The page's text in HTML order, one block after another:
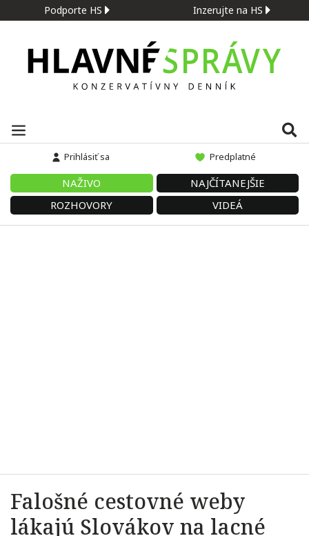
Podporte HS Inzerujte na HS
Prihlásiť sa Predplatné
NAŽIVO
NAJČÍTANEJŠIE
ROZHOVORY
VIDEÁ
Falošné cestovné weby
lákajú Slovákov na lacné